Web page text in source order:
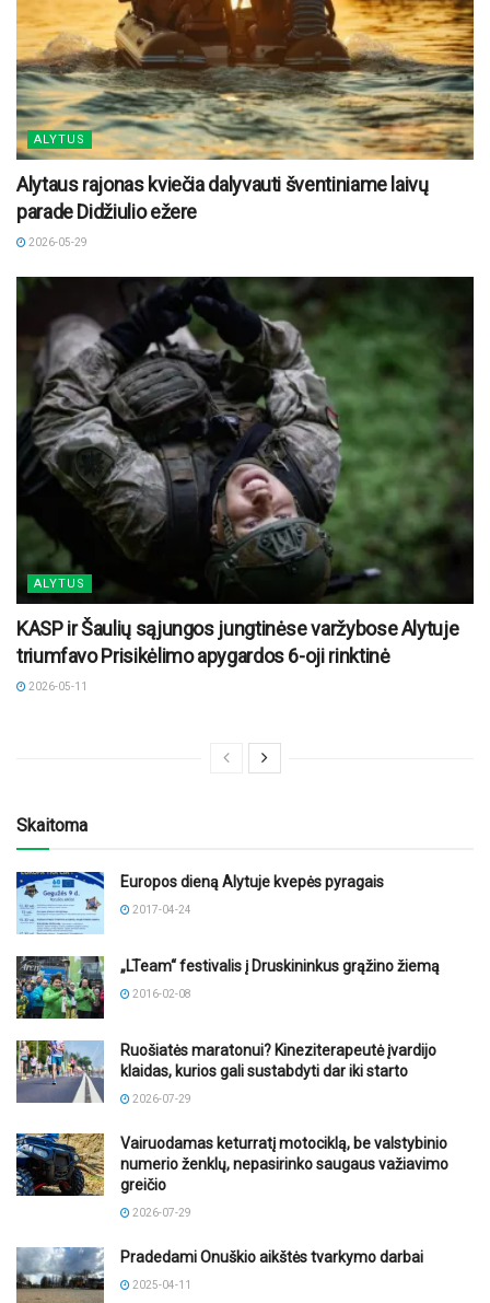
ALYTUS
Alytaus rajonas kviečia dalyvauti šventiniame laivų
parade Didžiulio ežere
2026-05-29
ALYTUS
KASP ir Šaulių sąjungos jungtinėse varžybose Alytuje
triumfavo Prisikėlimo apygardos 6-oji rinktinė
2026-05-11
Skaitoma
Europos dieną Alytuje kvepės pyragais
2017-04-24
„LTeam“ festivalis į Druskininkus grąžino žiemą
2016-02-08
Ruošiatės maratonui? Kineziterapeutė įvardijo
klaidas, kurios gali sustabdyti dar iki starto
2026-07-29
Vairuodamas keturratį motociklą, be valstybinio
numerio ženklų, nepasirinko saugaus važiavimo
greičio
2026-07-29
Pradedami Onuškio aikštės tvarkymo darbai
2025-04-11